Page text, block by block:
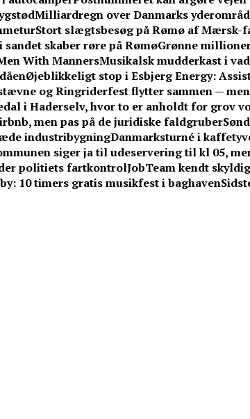
Milliardregn over Danmarks
Stort slægtsbesøg på Rømø af Mærsk-
skaber røre på RømøGrønne
With MannersMusikalsk mudderkast i
Øjeblikkeligt stop i Esbjerg Energy:
og Ringriderfest flytter sammen —
i Haderselv, hvor to er anholdt for grov
men pas på de juridiske faldgruber
industribygningDanmarksturné i
siger ja til udeservering til kl 05,
politiets fartkontrolJobTeam kendt
10 timers gratis musikfest i baghaven